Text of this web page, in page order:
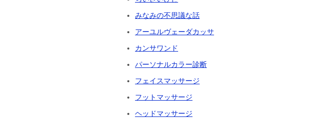
みなみの不思議な話
アーユルヴェーダカッサ
カンサワンド
パーソナルカラー診断
フェイスマッサージ
フットマッサージ
ヘッドマッサージ